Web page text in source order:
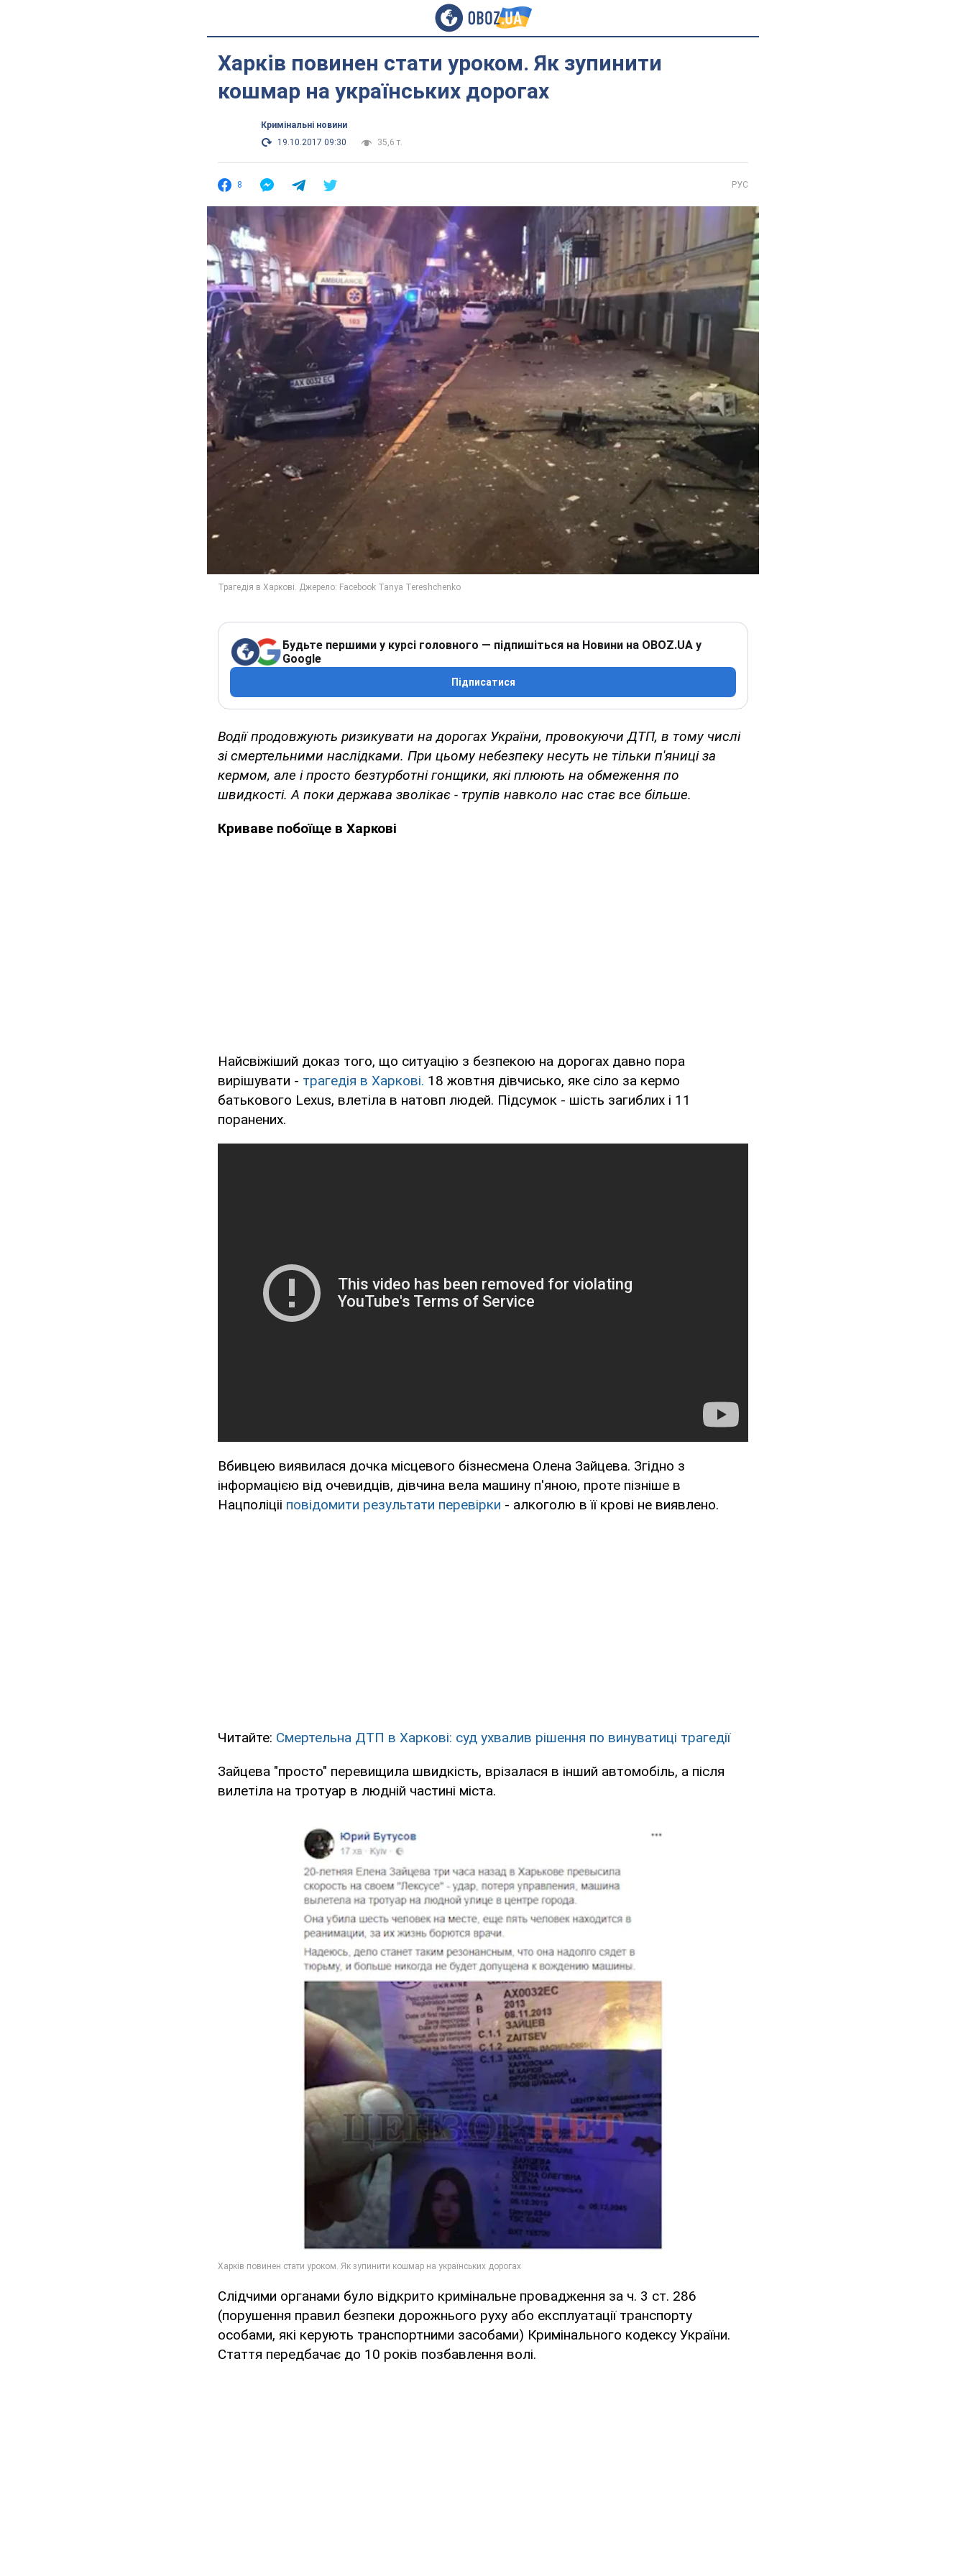
Харків повинен стати уроком. Як зупинити
кошмар на українських дорогах
Кримінальні новини
19.10.2017 09:30
35,6 т.
8 РУС
Будьте першими у курсі головного — підпишіться на Новини на OBOZ.UA у
Google
Підписатися
Водії продовжують ризикувати на дорогах України, провокуючи ДТП, в тому числі
зі смертельними наслідками. При цьому небезпеку несуть не тільки п'яниці за
кермом, але і просто безтурботні гонщики, які плюють на обмеження по
швидкості. А поки держава зволікає - трупів навколо нас стає все більше.
Криваве побоїще в Харкові
Найсвіжіший доказ того, що ситуацію з безпекою на дорогах давно пора
вирішувати - трагедія в Харкові. 18 жовтня дівчисько, яке сіло за кермо
батькового Lexus, влетіла в натовп людей. Підсумок - шість загиблих і 11
поранених.
Вбивцею виявилася дочка місцевого бізнесмена Олена Зайцева. Згідно з
інформацією від очевидців, дівчина вела машину п'яною, проте пізніше в
Нацполіціі повідомити результати перевірки - алкоголю в її крові не виявлено.
Читайте: Смертельна ДТП в Харкові: суд ухвалив рішення по винуватиці трагедії
Зайцева "просто" перевищила швидкість, врізалася в інший автомобіль, а після
вилетіла на тротуар в людній частині міста.
Слідчими органами було відкрито кримінальне провадження за ч. 3 ст. 286
(порушення правил безпеки дорожнього руху або експлуатації транспорту
особами, які керують транспортними засобами) Кримінального кодексу України.
Стаття передбачає до 10 років позбавлення волі.